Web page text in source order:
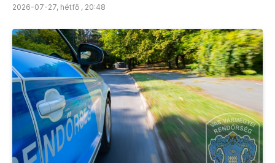
2026-07-27, hétfő , 20:48